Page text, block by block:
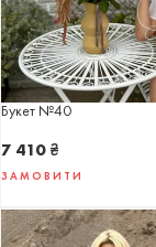
Букет №40
7 410 ₴
ЗАМОВИТИ